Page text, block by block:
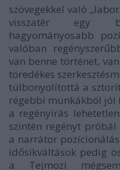
szövegekkel való
visszatér egy
hagyományosabb
valóban
van benne történet,
töredékes
túlbonyolítottá a
régebbi munkákból
a regényírás
szintén regényt
a narrátor
idősíkváltások pedig
a Tejmozi